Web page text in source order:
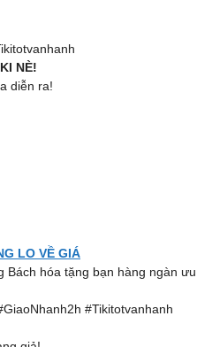
NÈ!
diễn ra!
LO VỀ GIÁ
Bách hóa tặng bạn hàng ngàn
#Tikitotvanhanh